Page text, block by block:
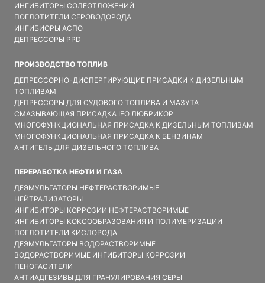
ИНГИБИТОРЫ СОЛЕОТЛОЖЕНИЙ
ПОГЛОТИТЕЛИ СЕРОВОДОРОДА
ИНГИБИОРЫ АСПО
ДЕПРЕССОРЫ PPD
ПРОИЗВОДСТВО ТОПЛИВ
ДЕПРЕССОРНО-ДИСПЕРГИРУЮЩИЕ ПРИСАДКИ К ДИЗЕЛЬНЫМ
ТОПЛИВАМ
ДЕПРЕССОРЫ ДЛЯ СУДОВОГО ТОПЛИВА И МАЗУТА
СМАЗЫВАЮЩАЯ ПРИСАДКА IFO ЛЮБРИКОР
МНОГОФУНКЦИОНАЛЬНАЯ ПРИСАДКА К ДИЗЕЛЬНЫМ ТОПЛИВАМ
МНОГОФУНКЦИОНАЛЬНАЯ ПРИСАДКА К БЕНЗИНАМ
АНТИГЕЛЬ ДЛЯ ДИЗЕЛЬНОГО ТОПЛИВА
ПЕРЕРАБОТКА НЕФТИ И ГАЗА
ДЕЭМУЛЬГАТОРЫ НЕФТЕРАСТВОРИМЫЕ
НЕЙТРАЛИЗАТОРЫ
ИНГИБИТОРЫ КОРРОЗИИ НЕФТЕРАСТВОРИМЫЕ
ИНГИБИТОРЫ КОКСООБРАЗОВАНИЯ И ПОЛИМЕРИЗАЦИИ
ПОГЛОТИТЕЛИ КИСЛОРОДА
ДЕЭМУЛЬГАТОРЫ ВОДОРАСТВОРИМЫЕ
ВОДОРАСТВОРИМЫЕ ИНГИБИТОРЫ КОРРОЗИИ
ПЕНОГАСИТЕЛИ
АНТИАДГЕЗИВЫ ДЛЯ ГРАНУЛИРОВАНИЯ СЕРЫ